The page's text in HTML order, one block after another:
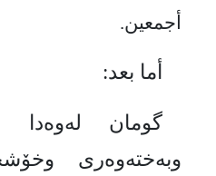
أجمعين.
أما بعد:
گومان
وبەختەوەری